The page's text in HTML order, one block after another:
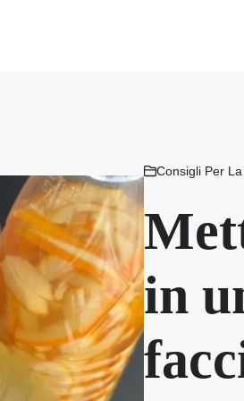
Consigli Per
in